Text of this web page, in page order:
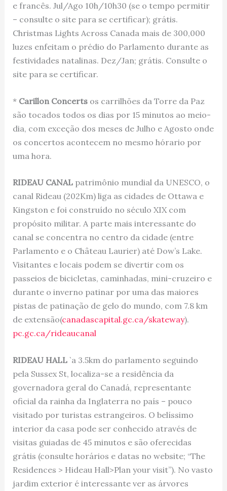
e francês. Jul/Ago 10h/10h30 (se o tempo permitir
– consulte o site para se certificar); grátis.
Christmas Lights Across Canada mais de 300,000
luzes enfeitam o prédio do Parlamento durante as
festividades natalinas. Dez/Jan; grátis. Consulte o
site para se certificar.
* Carillon Concertsos carrilhões da Torre da Paz
são tocados todos os dias por 15 minutos ao meio-
dia, com exceção dos meses de Julho e Agosto onde
os concertos acontecem no mesmo hórario por
uma hora.
RIDEAU CANALpatrimônio mundial da UNESCO, o
canal Rideau (202Km) liga as cidades de Ottawa e
Kingston e foi construído no século XIX com
propósito militar. A parte mais interessante do
canal se concentra no centro da cidade (entre
Parlamento e o Château Laurier) até Dow’s Lake.
Visitantes e locais podem se divertir com os
passeios de bicicletas, caminhadas, mini-cruzeiro e
durante o inverno patinar por uma das maiores
pistas de patinação de gelo do mundo, com 7.8 km
de extensão(canadascapital.gc.ca/skateway).
pc.gc.ca/rideaucanal
RIDEAU HALL`a 3.5km do parlamento seguindo
pela Sussex St, localiza-se a residência da
governadora geral do Canadá, representante
oficial da rainha da Inglaterra no país – pouco
visitado por turistas estrangeiros. O belíssimo
interior da casa pode ser conhecido através de
visitas guiadas de 45 minutos e são oferecidas
grátis (consulte horários e datas no website; “The
Residences > Hideau Hall>Plan your visit”). No vasto
jardim exterior é interessante ver as árvores